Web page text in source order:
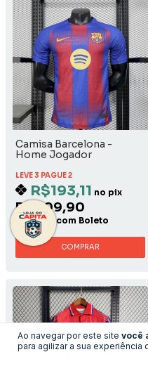
Ao navegar por este site você
para agilizar a sua experiência
Camisa Barcelona -
Home Jogador
LEVE 3 PAGUE 2
R$193,11 no pix
R$ 209,90
R$ 193,11 com Boleto
COMPRAR